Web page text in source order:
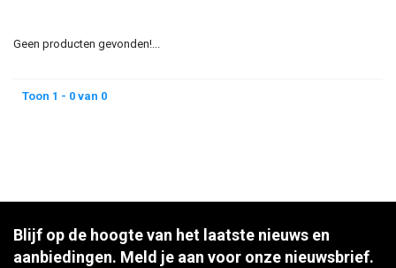
Geen producten gevonden!...
Toon 1 - 0 van 0
Blijf op de hoogte van het laatste nieuws en
aanbiedingen. Meld je aan voor onze nieuwsbrief.